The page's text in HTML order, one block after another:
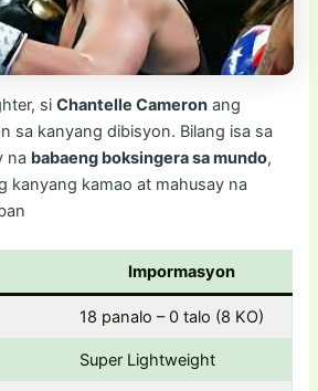
siChantelle Cameron ang
sa kanyang dibisyon. Bilang isa sa
na babaeng boksingera sa mundo,
kanyang kamao at mahusay na
Impormasyon
18 panalo – 0 talo (8 KO)
Super Lightweight